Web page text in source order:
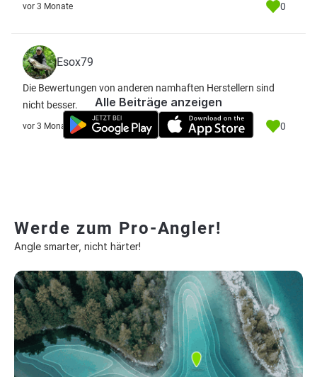
vor 3 Monate 0
Esox79
Die Bewertungen von anderen namhaften Herstellern sind
nicht besser.
vor 3 Monate 0
Alle Beiträge anzeigen
Werde zum Pro-Angler!
Angle smarter, nicht härter!